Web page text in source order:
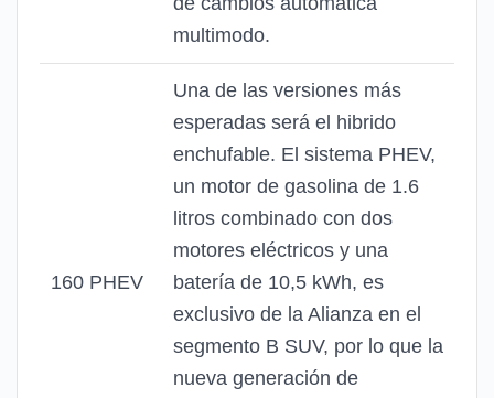
multimodo.
160 PHEV
Una de las versiones más
esperadas será el hibrido
enchufable. El sistema PHEV,
un motor de gasolina de 1.6
litros combinado con dos
motores eléctricos y una
batería de 10,5 kWh, es
exclusivo de la Alianza en el
segmento B SUV, por lo que la
nueva generación de